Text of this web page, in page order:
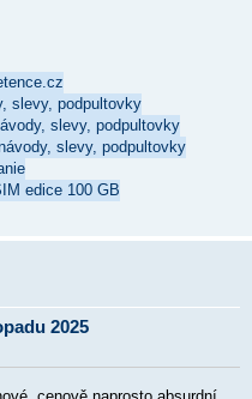
slevy, podpultovky
slevy, podpultovky
slevy, podpultovky
edice 100 GB
2025